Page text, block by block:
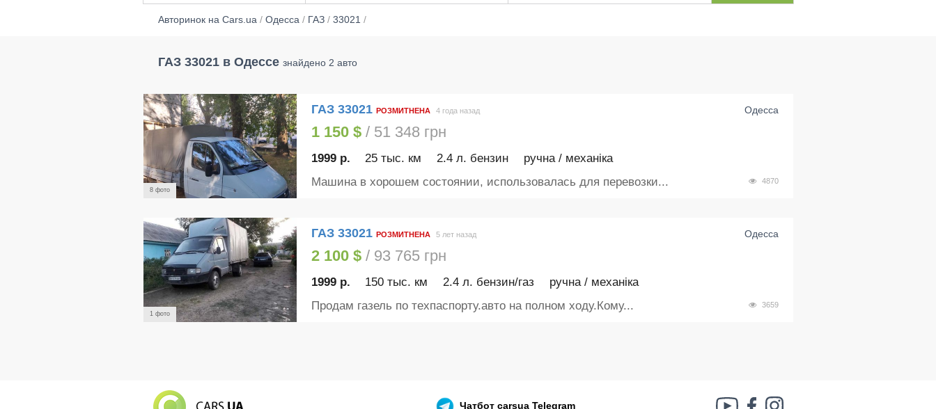
Авторинок на Cars.ua/ Одесса/ ГАЗ/ 33021 /
ГАЗ 33021 в Одессе знайдено 2 авто
8 фото
ГАЗ 33021 РОЗМИТНЕНА Одесса
4 года назад
1 150 $/ 51 348 грн
1999 р. 25 тыс. км 2.4 л. бензин ручна / механіка
4870
Машина в хорошем состоянии, использовалась для перевозки...
1 фото
ГАЗ 33021 РОЗМИТНЕНА Одесса
5 лет назад
2 100 $/ 93 765 грн
1999 р. 150 тыс. км 2.4 л. бензин/газ ручна / механіка
3659
Продам газель по техпаспорту.авто на полном ходу.Кому...
Чатботcarsua Telegram